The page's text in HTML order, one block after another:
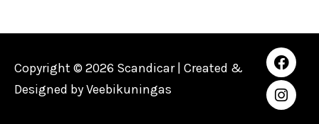
Copyright © 2026 Scandicar | Created &
Designed byVeebikuningas